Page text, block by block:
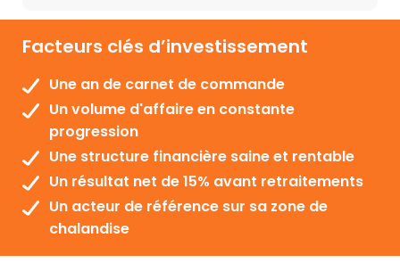
Facteurs clés d’investissement
Une an de carnet de commande
Un volume d'affaire en constante
progression
Une structure financière saine et rentable
Un résultat net de 15% avant retraitements
Un acteur de référence sur sa zone de
chalandise